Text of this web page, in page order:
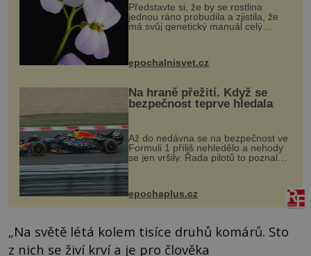
Představte si, že by se rostlina
jednou ráno probudila a zjistila, že
má svůj genetický manuál celý
vstupenka...
epochalnisvet.cz
Na hraně přežití. Když se
bezpečnost teprve hledala
Až do nedávna se na bezpečnost ve
Formuli 1 příliš nehledělo a nehody
se jen vršily. Řada pilotů to poznala
na vlastní kůži, často s trvalými
následky nebo bohužel i ztrátou
života. Dnes nepochopiteln...
epochaplus.cz
„Na světě létá kolem tisíce druhů komárů. Sto
z nich se živí krví a je pro člověka